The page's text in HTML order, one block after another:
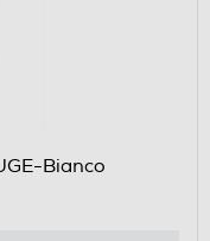
Bianco